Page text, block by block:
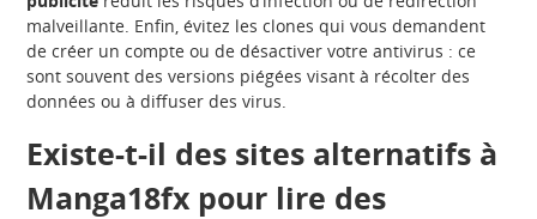
malveillante. Enfin, évitez les clones qui vous demandent
de créer un compte ou de désactiver votre antivirus : ce
sont souvent des versions piégées visant à récolter des
données ou à diffuser des virus.
Existe-t-il des sites alternatifs à
Manga18fx pour lire des